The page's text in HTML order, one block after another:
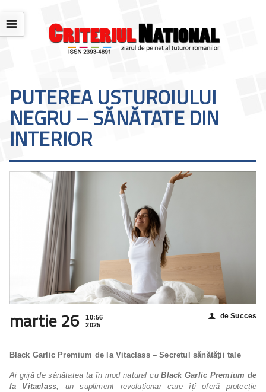
☰
PUTEREA USTUROIULUI
NEGRU – SĂNĂTATE DIN
INTERIOR
martie 26
10:56
2025
👤 de Succes
Black Garlic Premium de la Vitaclass – Secretul sănătății tale
Ai grijă de sănătatea ta în mod natural cuBlack Garlic Premium de
la Vitaclass, un supliment revoluționar care îți oferă protecție